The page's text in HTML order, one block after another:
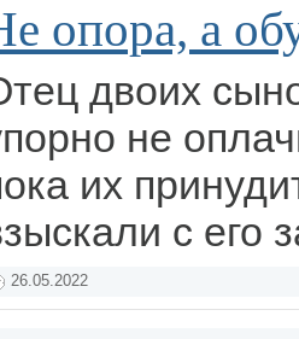
опора, а
двоих
не
их
с его
26.05.2022